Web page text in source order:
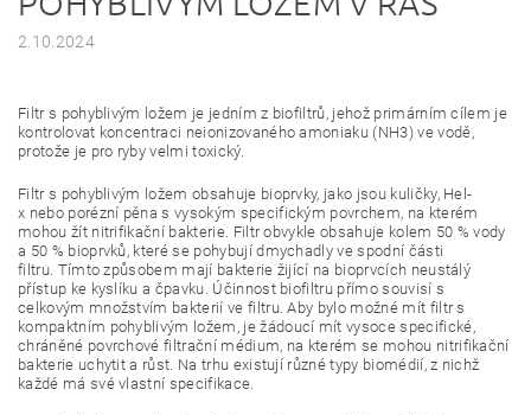
2.10.2024
Filtr s pohyblivým ložem je jedním z biofiltrů, jehož primárním cílem je
kontrolovat koncentraci neionizovaného amoniaku (NH3) ve vodě,
protože je pro ryby velmi toxický.
Filtr s pohyblivým ložem obsahuje bioprvky, jako jsou kuličky, Hel-
x nebo porézní pěna s vysokým specifickým povrchem, na kterém
mohou žít nitrifikační bakterie. Filtr obvykle obsahuje kolem 50 % vody
a 50 % bioprvků, které se pohybují dmychadly ve spodní části
filtru. Tímto způsobem mají bakterie žijící na bioprvcích neustálý
přístup ke kyslíku a čpavku. Účinnost biofiltru přímo souvisí s
celkovým množstvím bakterií ve filtru. Aby bylo možné mít filtr s
kompaktním pohyblivým ložem, je žádoucí mít vysoce specifické,
chráněné povrchové filtrační médium, na kterém se mohou nitrifikační
bakterie uchytit a růst. Na trhu existují různé typy biomédií, z nichž
každé má své vlastní specifikace.